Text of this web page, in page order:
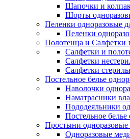
Шапочки и
Шорты
Пеленки одноразовые
Пеленки
Полотенца и Салфетки
Салфетки и
Салфетки
Салфетки
Постельное белье
Наволочки
Наматрасники
Пододеяльники
Постельное белье
Простыни одноразовые
Одноразовые